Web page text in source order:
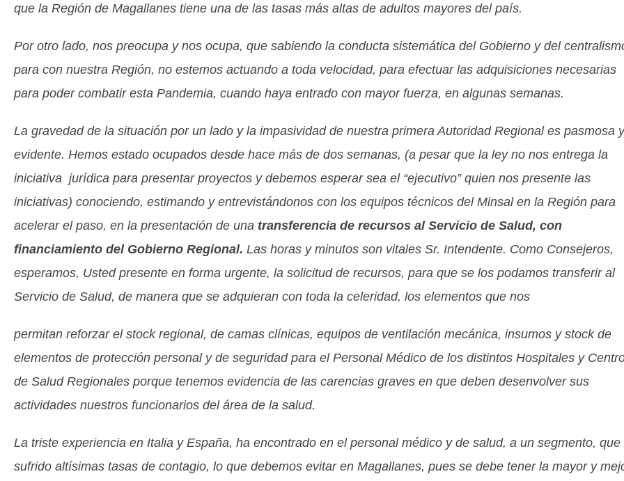
que la Región de Magallanes tiene una de las tasas más altas de adultos mayores del país.
Por otro lado, nos preocupa y nos ocupa, que sabiendo la conducta sistemática del Gobierno y del
para con nuestra Región, no estemos actuando a toda velocidad, para efectuar las adquisiciones necesarias
para poder combatir esta Pandemia, cuando haya entrado con mayor fuerza, en algunas semanas.
La gravedad de la situación por un lado y la impasividad de nuestra primera Autoridad Regional es pasmosa y
evidente. Hemos estado ocupados desde hace más de dos semanas, (a pesar que la ley no nos entrega la
iniciativa jurídica para presentar proyectos y debemos esperar sea el “ejecutivo” quien nos presente las
iniciativas) conociendo, estimando y entrevistándonos con los equipos técnicos del Minsal en la Región para
acelerar el paso, en la presentación de una transferencia de recursos al Servicio de Salud, con
financiamiento del Gobierno Regional. Las horas y minutos son vitales Sr. Intendente. Como Consejeros,
esperamos, Usted presente en forma urgente, la solicitud de recursos, para que se los podamos transferir al
Servicio de Salud, de manera que se adquieran con toda la celeridad, los elementos que nos
permitan reforzar el stock regional, de camas clínicas, equipos de ventilación mecánica, insumos y stock de
elementos de protección personal y de seguridad para el Personal Médico de los distintos Hospitales y
de Salud Regionales porque tenemos evidencia de las carencias graves en que deben desenvolver sus
actividades nuestros funcionarios del área de la salud.
La triste experiencia en Italia y España, ha encontrado en el personal médico y de salud, a un segmento, que
sufrido altísimas tasas de contagio, lo que debemos evitar en Magallanes, pues se debe tener la mayor y